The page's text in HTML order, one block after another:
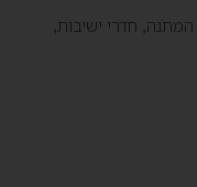
חדרי ישיבות,